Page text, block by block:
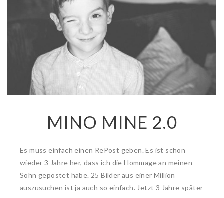
MINO MINE 2.0
Es muss einfach einen RePost geben. Es ist schon
wieder 3 Jahre her, dass ich die Hommage an meinen
Sohn gepostet habe. 25 Bilder aus einer Million
auszusuchen ist ja auch so einfach. Jetzt 3 Jahre später